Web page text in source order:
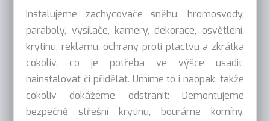
Instalujeme zachycovače sněhu, hromosvody,
paraboly, vysílače, kamery, dekorace, osvětlení,
krytinu, reklamu, ochrany proti ptactvu a zkrátka
cokoliv, co je potřeba ve výšce usadit,
nainstalovat či přidělat. Umíme to i naopak, takže
cokoliv dokážeme odstranit: Demontujeme
bezpečně střešní krytinu, bouráme komíny,